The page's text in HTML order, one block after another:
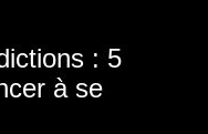
: 5
à se